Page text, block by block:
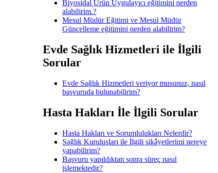
Biyosidal Ürün Uygulayıcı eğitimini nerden
alabilirim.?
Mesul Müdür Eğitimi ve Mesul Müdür
Güncelleme eğitimini nerden alabilirim?
Evde Sağlık Hizmetleri ile İlgili
Sorular
Evde Sağlık Hizmetleri veriyor musunuz, nasıl
başvuruda bulunabilirim?
Hasta Hakları İle İlgili Sorular
Hasta Hakları ve Sorumlulukları Nelerdir?
Sağlık Kuruluşları ile İlgili şikâyetlerimi nereye
yapabilirim?
Başvuru yapıldıktan sonra süreç nasıl
işlemektedir?